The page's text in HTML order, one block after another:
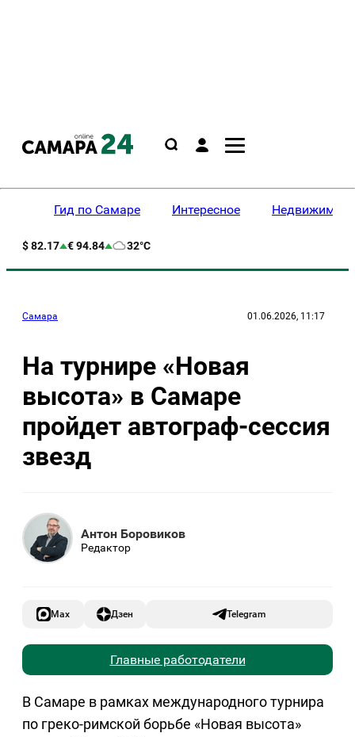
Гид по Самаре Интересное
$ 82.17 € 94.84 32°C
Самара 01.06.2026, 11:17
На турнире «Новая
высота» в Самаре
пройдет автограф-сессия
звезд
Антон Боровиков
Редактор
Max Дзен Telegram
Главные работодатели
В Самаре в рамках международного турнира
по греко-римской борьбе «Новая высота»